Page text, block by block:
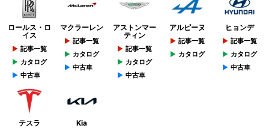
ロールス・ロ
イス
記事一覧
カタログ
中古車
マクラーレン
記事一覧
カタログ
中古車
アストンマー
ティン
記事一覧
カタログ
中古車
アルピーヌ
記事一覧
カタログ
ヒョンデ
記事一覧
カタログ
中古車
テスラ Kia